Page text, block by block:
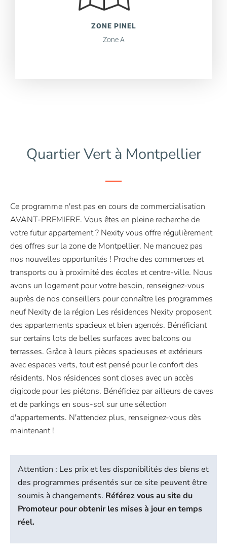
ZONE PINEL
Zone A
Quartier Vert à Montpellier
Ce programme n'est pas en cours de commercialisation
AVANT-PREMIERE. Vous êtes en pleine recherche de
votre futur appartement ? Nexity vous offre régulièrement
des offres sur la zone de Montpellier. Ne manquez pas
nos nouvelles opportunités ! Proche des commerces et
transports ou à proximité des écoles et centre-ville. Nous
avons un logement pour votre besoin, renseignez-vous
auprès de nos conseillers pour connaître les programmes
neuf Nexity de la région Les résidences Nexity proposent
des appartements spacieux et bien agencés. Bénéficiant
sur certains lots de belles surfaces avec balcons ou
terrasses. Grâce à leurs pièces spacieuses et extérieurs
avec espaces verts, tout est pensé pour le confort des
résidents. Nos résidences sont closes avec un accès
digicode pour les piétons. Bénéficiez par ailleurs de caves
et de parkings en sous-sol sur une sélection
d'appartements. N'attendez plus, renseignez-vous dès
maintenant !
Attention : Les prix et les disponibilités des biens et
des programmes présentés sur ce site peuvent être
soumis à changements. Référez vous au site du
Promoteur pour obtenir les mises à jour en temps
réel.